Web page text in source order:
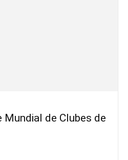
Mundial de Clubes de